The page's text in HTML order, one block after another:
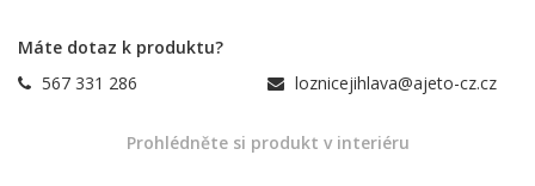
Máte dotaz k produktu?
567 331 286
loznicejihlava@ajeto-cz.cz
Prohlédněte si produkt v interiéru